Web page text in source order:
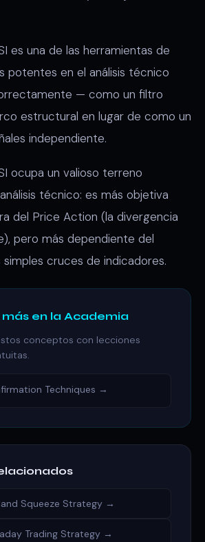
es una de las herramientas de
potentes en el análisis técnico
— como un filtro
estructural en lugar de como un
independiente.
ocupa un valioso terreno
técnico: es más objetiva
del Price Action (la divergencia
pero más dependiente del
cruces de indicadores.
más en la Academia
conceptos con lecciones
Techniques →
Squeeze Strategy →
Trading Strategy →